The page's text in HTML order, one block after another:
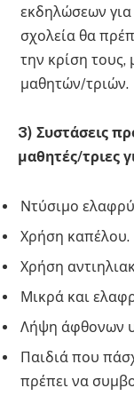
εκδηλώσεων για
σχολεία θα
την κρίση τους,
μαθητών/τριών.
3) Συστάσεις
μαθητές/τριες
Ντύσιμο
Χρήση καπέλου.
Χρήση
Μικρά και
Λήψη άφθονων
Παιδιά που
πρέπει να